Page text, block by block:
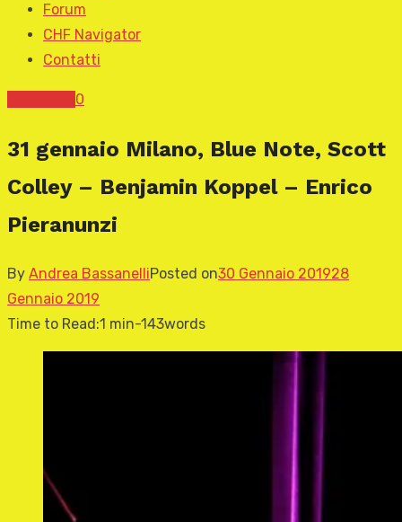
Forum
CHF Navigator
Contatti
0
31 gennaio Milano, Blue Note, Scott
Colley – Benjamin Koppel – Enrico
Pieranunzi
By Andrea BassanelliPosted on30 Gennaio 201928
Gennaio 2019
Time to Read:1 min-143words